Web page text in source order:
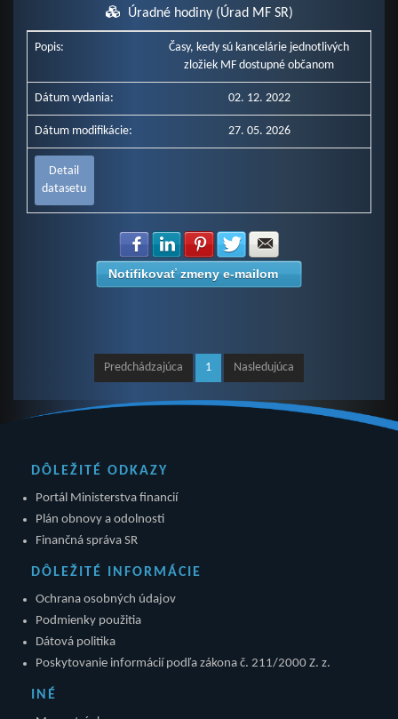
Úradné hodiny (Úrad MF SR)
Popis:
Časy, kedy sú kancelárie jednotlivých
zložiek MF dostupné občanom
Dátum vydania: 02. 12. 2022
Dátum modifikácie: 27. 05. 2026
Detail
datasetu
Zdielať na Facebook
Zdielať na LinkedIn
Zdielať na Pinterest
Zdielať na Twitter
Notifikovať zmeny e-mailom
Predchádzajúca 1 Nasledujúca
DÔLEŽITÉ ODKAZY
Portál Ministerstva financií
Plán obnovy a odolnosti
Finančná správa SR
DÔLEŽITÉ INFORMÁCIE
Ochrana osobných údajov
Podmienky použitia
Dátová politika
Poskytovanie informácií podľa zákona č. 211/2000 Z. z.
INÉ